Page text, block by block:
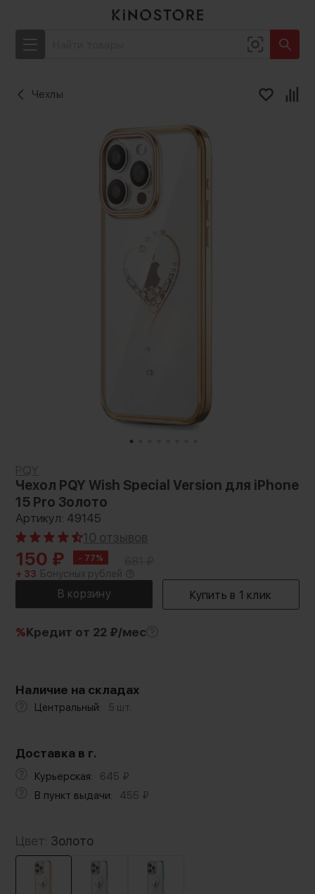
Чехлы
Чехол PQY Wish Special Version для iPhone
15 Pro Золото
Артикул: 49145
10 отзывов
150 ₽ - 77%
+ 33 Бонусных рублей
%Кредит от 22 ₽/мес
Наличие на складах
Центральный: 5 шт.
Доставка в г.
Курьерская: 645 ₽
В пункт выдачи:
455 ₽
Цвет: Золото